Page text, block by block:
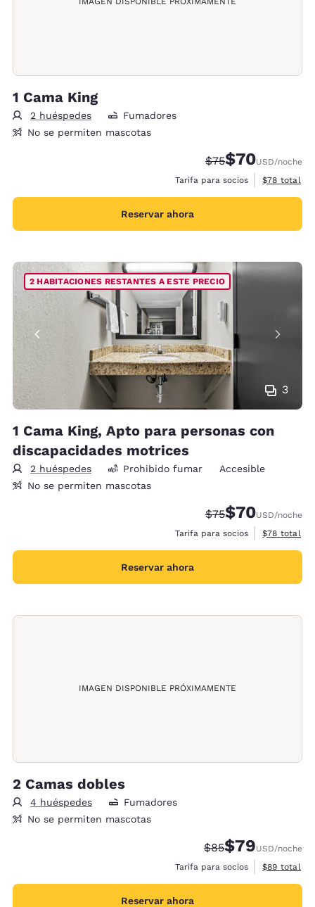
1 Cama King
2 huéspedes
Fumadores
No se permiten mascotas
Precio tachado:
$75Precio con
$70USD/noche
Tarifa para socios
Ver
$78 total
Reservar ahora
3
2 HABITACIONES RESTANTES A ESTE PRECIO
1 Cama King, Apto para personas con
discapacidades motrices
2 huéspedes Prohibido fumar
Accesible
No se permiten mascotas
Precio tachado:
$75Precio con
$70USD/noche
Tarifa para socios
Ver
$78 total
Reservar ahora
IMAGEN DISPONIBLE PRÓXIMAMENTE
2 Camas dobles
4 huéspedes
Fumadores
No se permiten mascotas
Precio tachado:
$85Precio con
$79USD/noche
Tarifa para socios
Ver
$89 total
Reservar ahora